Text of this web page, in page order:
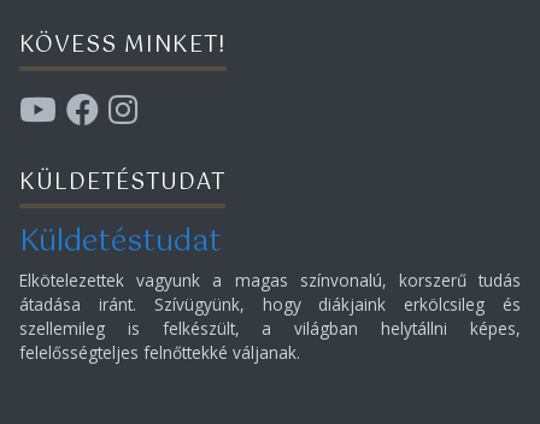
KÖVESS MINKET!
KÜLDETÉSTUDAT
Küldetéstudat
Elkötelezettek vagyunk a magas színvonalú, korszerű tudás
átadása iránt. Szívügyünk, hogy diákjaink erkölcsileg és
szellemileg is felkészült, a világban helytállni képes,
felelősségteljes felnőttekké váljanak.